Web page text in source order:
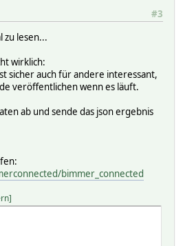
#3
zu lesen...
wirklich:
sicher auch für andere interessant,
veröffentlichen wenn es läuft.
ab und sende das json ergebnis
bimmer_connected